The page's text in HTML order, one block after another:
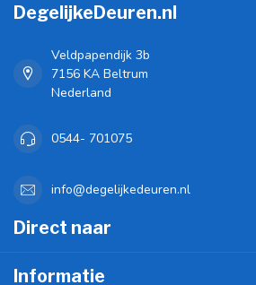
DegelijkeDeuren.nl
Veldpapendijk 3b
7156 KA Beltrum
Nederland
0544- 701075
info@degelijkedeuren.nl
Direct naar
Informatie